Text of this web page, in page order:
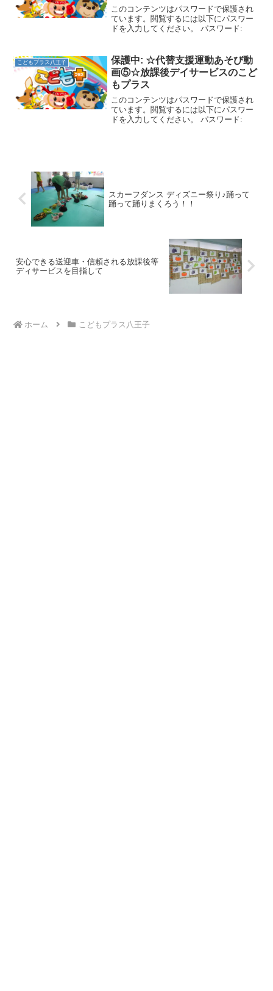
サービス こどもプラス
このコンテンツはパスワードで保護され
ています。閲覧するには以下にパスワー
ドを入力してください。 パスワード:
こどもプラス八王子
保護中: ☆代替支援運動あそび動
画⑤☆放課後デイサービスのこど
もプラス
このコンテンツはパスワードで保護され
ています。閲覧するには以下にパスワー
ドを入力してください。 パスワード:
スカーフダンス ディズニー祭り♪踊って
踊って踊りまくろう！！
安心できる送迎車・信頼される放課後等
ディサービスを目指して
ホーム こどもプラス八王子